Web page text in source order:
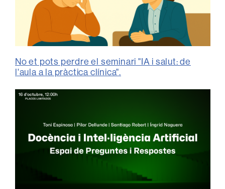
No et pots perdre el seminari "IA i salut: de
l'aula a la pràctica clínica".